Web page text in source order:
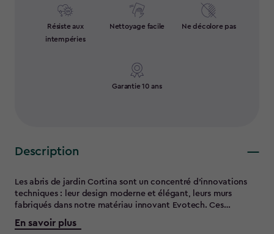
Résiste aux
intempéries
Nettoyage facile Ne décolore pas
Garantie 10 ans
Description
Les abris de jardin Cortina sont un concentré d'innovations
techniques : leur design moderne et élégant, leurs murs
fabriqués dans notre matériau innovant Evotech. Ces
panneaux muraux en composites à l’aspect et la texture du
bois sont extrêmement durables et résistants aux intempéries,
En savoir plus